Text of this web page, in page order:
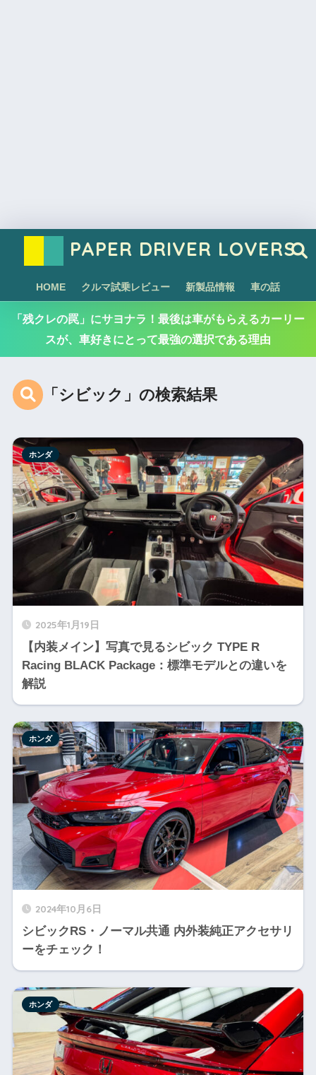
PAPER DRIVER LOVERS
HOME クルマ試乗レビュー 新製品情報 車の話
「残クレの罠」にサヨナラ！最後は車がもらえるカーリー
スが、車好きにとって最強の選択である理由
「シビック」の検索結果
2025年1月19日
【内装メイン】写真で見るシビック TYPE R
Racing BLACK Package：標準モデルとの違いを
解説
ホンダ
2024年10月6日
シビックRS・ノーマル共通 内外装純正アクセサリ
ーをチェック！
ホンダ
ホンダ